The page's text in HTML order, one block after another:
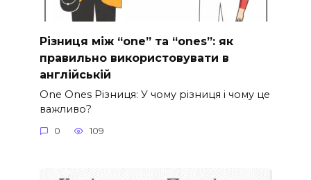
Різниця між “one” та “ones”: як
правильно використовувати в
англійській
One Ones Різниця: У чому різниця і чому це
важливо?
0 109